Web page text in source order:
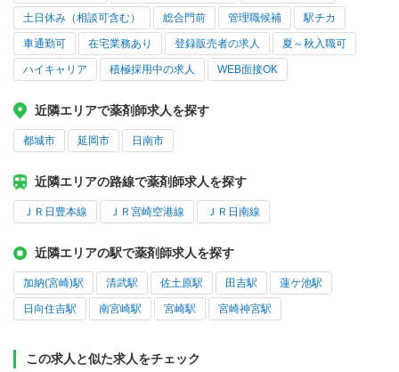
土日休み（相談可含む） 総合門前 管理職候補 駅チカ
車通勤可 在宅業務あり 登録販売者の求人 夏～秋入職可
ハイキャリア 積極採用中の求人 WEB面接OK
近隣エリアで薬剤師求人を探す
都城市 延岡市 日南市
近隣エリアの路線で薬剤師求人を探す
ＪＲ日豊本線 ＪＲ宮崎空港線 ＪＲ日南線
近隣エリアの駅で薬剤師求人を探す
加納(宮崎)駅 清武駅 佐土原駅 田吉駅 蓮ケ池駅
日向住吉駅 南宮崎駅 宮崎駅 宮崎神宮駅
この求人と似た求人をチェック